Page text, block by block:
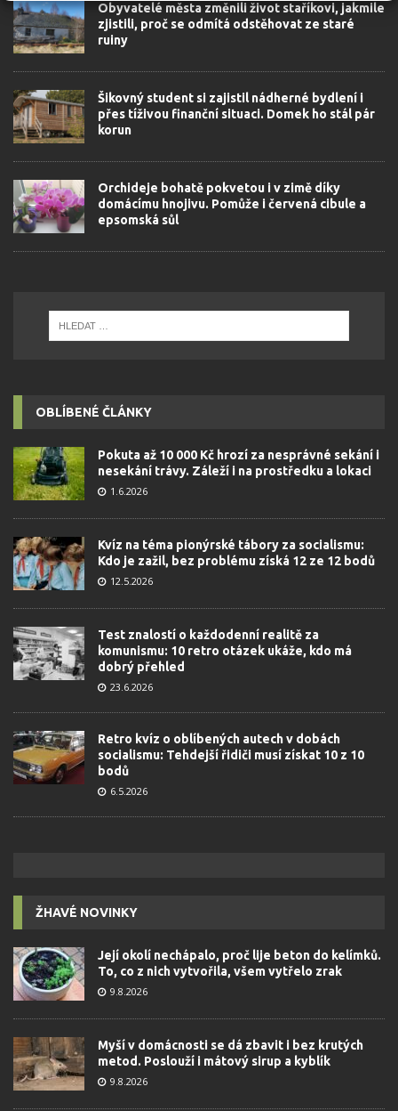
Obyvatelé města změnili život staříkovi, jakmile
zjistili, proč se odmítá odstěhovat ze staré
ruiny
Šikovný student si zajistil nádherné bydlení i
přes tíživou finanční situaci. Domek ho stál pár
korun
Orchideje bohatě pokvetou i v zimě díky
domácímu hnojivu. Pomůže i červená cibule a
epsomská sůl
OBLÍBENÉ ČLÁNKY
Pokuta až 10 000 Kč hrozí za nesprávné sekání i
nesekání trávy. Záleží i na prostředku a lokaci
1.6.2026
Kvíz na téma pionýrské tábory za socialismu:
Kdo je zažil, bez problému získá 12 ze 12 bodů
12.5.2026
Test znalostí o každodenní realitě za
komunismu: 10 retro otázek ukáže, kdo má
dobrý přehled
23.6.2026
Retro kvíz o oblíbených autech v dobách
socialismu: Tehdejší řidiči musí získat 10 z 10
bodů
6.5.2026
ŽHAVÉ NOVINKY
Její okolí nechápalo, proč lije beton do kelímků.
To, co z nich vytvořila, všem vytřelo zrak
9.8.2026
Myší v domácnosti se dá zbavit i bez krutých
metod. Poslouží i mátový sirup a kyblík
9.8.2026